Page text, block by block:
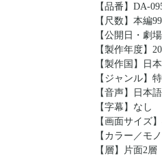
【品番】DA-
【尺数】本編
【公開日・劇
【製作年度】
【製作国】日本
【ジャンル】
【音声】日本
【字幕】なし
【画面サイズ
【カラー／モ
【層】片面2層